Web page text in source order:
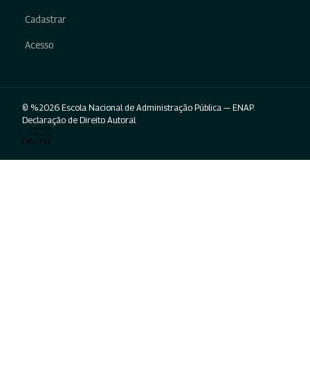
Cadastrar
Acesso
© %2026 Escola Nacional de Administração Pública — ENAP.
Declaração de Direito Autoral